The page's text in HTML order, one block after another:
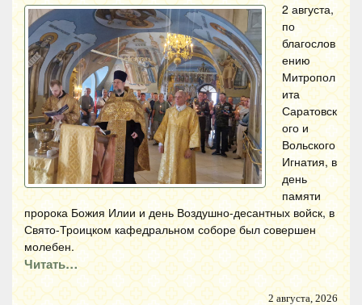
2 августа,
по
благослов
ению
Митропол
ита
Саратовск
ого и
Вольского
Игнатия, в
день
памяти
пророка Божия Илии и день Воздушно-десантных войск, в
Свято-Троицком кафедральном соборе был совершен
молебен.
Читать…
2 августа, 2026